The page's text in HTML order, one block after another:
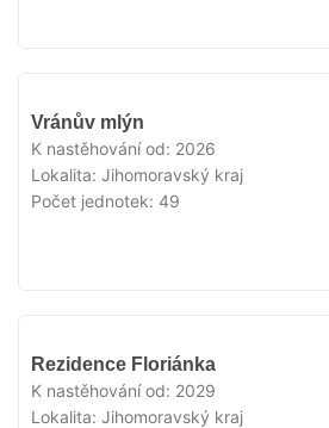
Vránův mlýn
K nastěhování od: 2026
Lokalita: Jihomoravský kraj
Počet jednotek: 49
Rezidence Floriánka
K nastěhování od: 2029
Lokalita: Jihomoravský kraj